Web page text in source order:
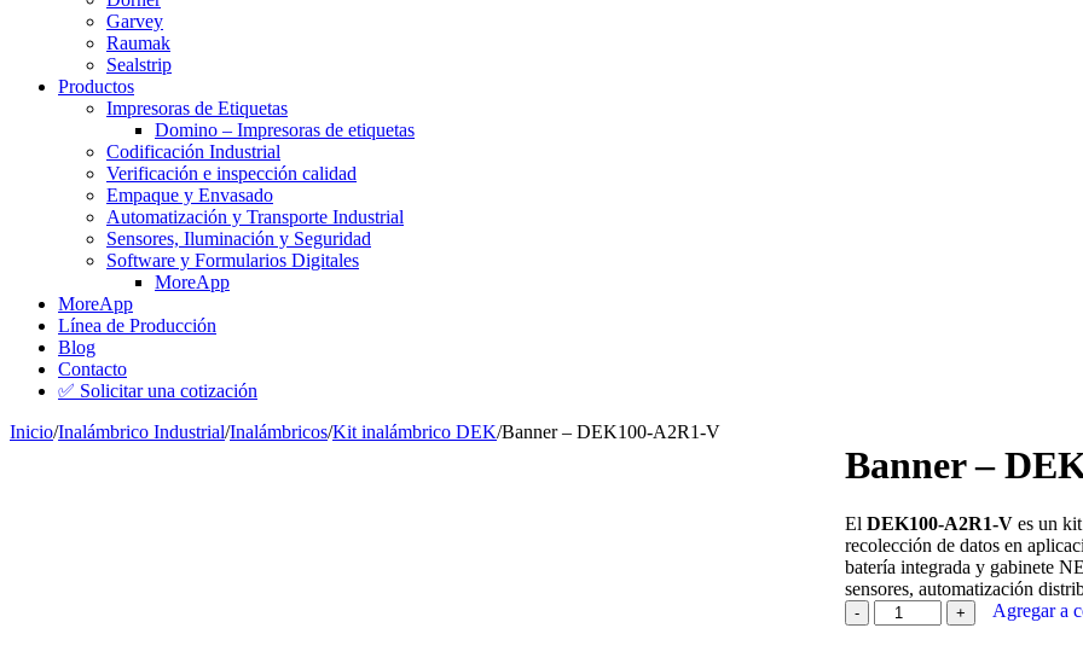
Garvey
Raumak
Sealstrip
Productos
Impresoras de Etiquetas
Domino – Impresoras de etiquetas
Codificación Industrial
Verificación e inspección calidad
Empaque y Envasado
Automatización y Transporte Industrial
Sensores, Iluminación y Seguridad
Software y Formularios Digitales
MoreApp
MoreApp
Línea de Producción
Blog
Contacto
✅ Solicitar una cotización
Inicio/Inalámbrico Industrial/Inalámbricos/Kit inalámbrico DEK/Banner – DEK100-A2R1-V
Banner –
El DEK100-A2R1-Ves un kit
recolección de datos en
batería integrada y gabinete
sensores, automatización
Banner
-
Agregar a